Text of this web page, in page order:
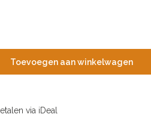
Toevoegen aan winkelwagen
via iDeal